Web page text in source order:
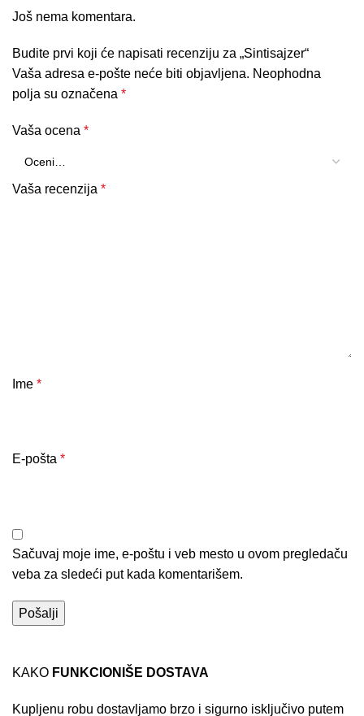
Još nema komentara.
Budite prvi koji će napisati recenziju za „Sintisajzer“
Vaša adresa e-pošte neće biti objavljena. Neophodna
polja su označena*
Vaša ocena*
Vaša recenzija*
Ime*
E-pošta*
Sačuvaj moje ime, e-poštu i veb mesto u ovom pregledaču
veba za sledeći put kada komentarišem.
KAKO FUNKCIONIŠE DOSTAVA
Kupljenu robu dostavljamo brzo i sigurno isključivo putem